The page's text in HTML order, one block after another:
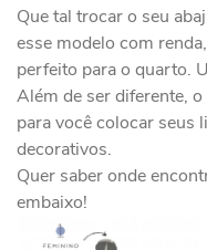
Que tal trocar o seu
esse modelo com
perfeito para o quarto.
Além de ser diferente,
para você colocar seus
decorativos.
Quer saber onde
embaixo!